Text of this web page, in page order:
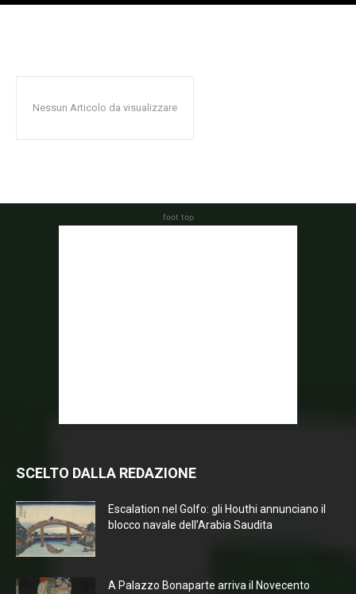
Nessun Articolo da visualizzare
foot top
SCELTO DALLA REDAZIONE
Escalation nel Golfo: gli Houthi annunciano il
blocco navale dell’Arabia Saudita
A Palazzo Bonaparte arriva il Novecento